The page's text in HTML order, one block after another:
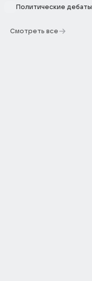
Политические дебаты
Смотреть все